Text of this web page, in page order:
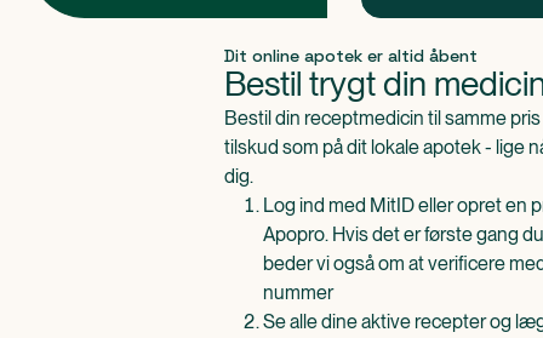
Dit online apotek er altid åbent
Bestil trygt din
Bestil din receptmedicin til samme
tilskud som på dit lokale apotek - lige
dig.
Log ind med MitID eller opret en
Apopro. Hvis det er første gang
beder vi også om at verificere
nummer
Se alle dine aktive recepter og